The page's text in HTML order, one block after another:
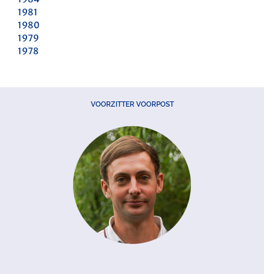
1981
1980
1979
1978
VOORZITTER VOORPOST